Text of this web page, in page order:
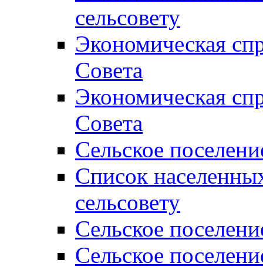
сельсовету
Экономическая
Совета
Экономическая
Совета
Сельское
Список
сельсовету
Сельское
Сельское